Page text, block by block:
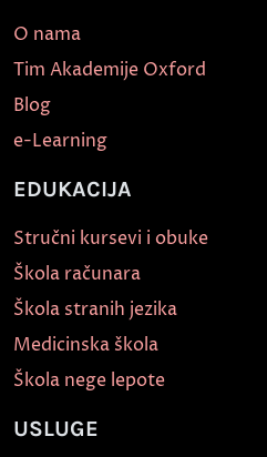
O nama
Tim Akademije Oxford
Blog
e-Learning
EDUKACIJA
Stručni kursevi i obuke
Škola računara
Škola stranih jezika
Medicinska škola
Škola nege lepote
USLUGE